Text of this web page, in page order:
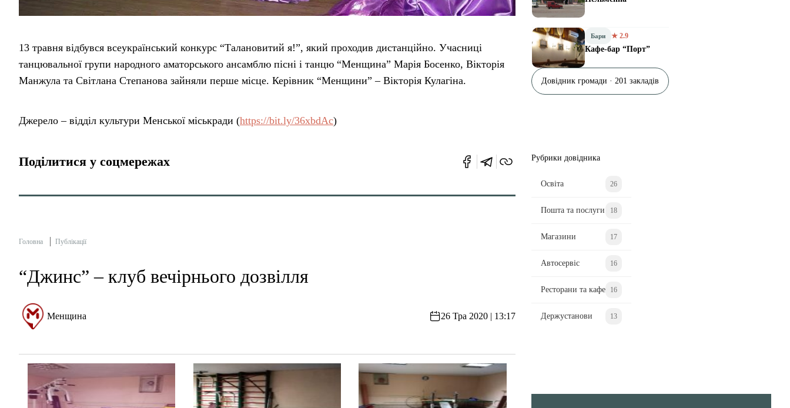
13 травня відбувся всеукраїнський конкурс “Талановитий я!”, який проходив дистанційно. Учасниці
танцювальної групи народного аматорського ансамблю пісні і танцю “Менщина” Марія Босенко, Вікторія
Манжула та Світлана Степанова зайняли перше місце. Керівник “Менщини” – Вікторія Кулагіна.
Джерело – відділ культури Менської міськради (https://bit.ly/36xbdAc)
Поділитися у соцмережах
Головна Публікації
“Джинс” – клуб вечірнього дозвілля
Менщина 26 Тра 2020 | 13:17
Бари ★ 2.9
Кафе-бар “Порт”
Довідник громади · 201 закладів
Рубрики довідника
Освіта 26
Пошта та послуги 18
Магазини 17
Автосервіс 16
Ресторани та кафе 16
Держустанови 13